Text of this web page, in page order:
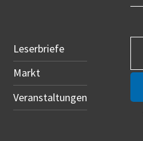
Leserbriefe
Markt
Veranstaltungen